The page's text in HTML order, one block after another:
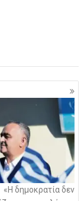
«Η δημοκρατία δεν